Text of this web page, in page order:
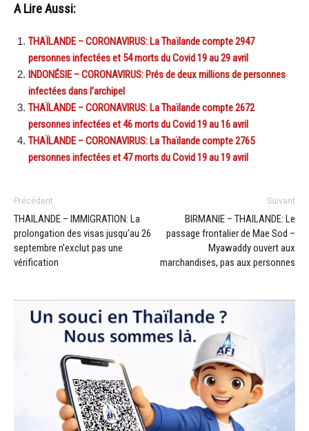
A Lire Aussi:
THAÏLANDE – CORONAVIRUS: La Thaïlande compte 2947
personnes infectées et 54 morts du Covid 19 au 29 avril
INDONÉSIE – CORONAVIRUS: Prés de deux millions de personnes
infectées dans l’archipel
THAÏLANDE – CORONAVIRUS: La Thaïlande compte 2672
personnes infectées et 46 morts du Covid 19 au 16 avril
THAÏLANDE – CORONAVIRUS: La Thaïlande compte 2765
personnes infectées et 47 morts du Covid 19 au 19 avril
Précédent
THAILANDE – IMMIGRATION: La
prolongation des visas jusqu’au 26
septembre n’exclut pas une
vérification
Suivant
BIRMANIE – THAILANDE: Le
passage frontalier de Mae Sod –
Myawaddy ouvert aux
marchandises, pas aux personnes